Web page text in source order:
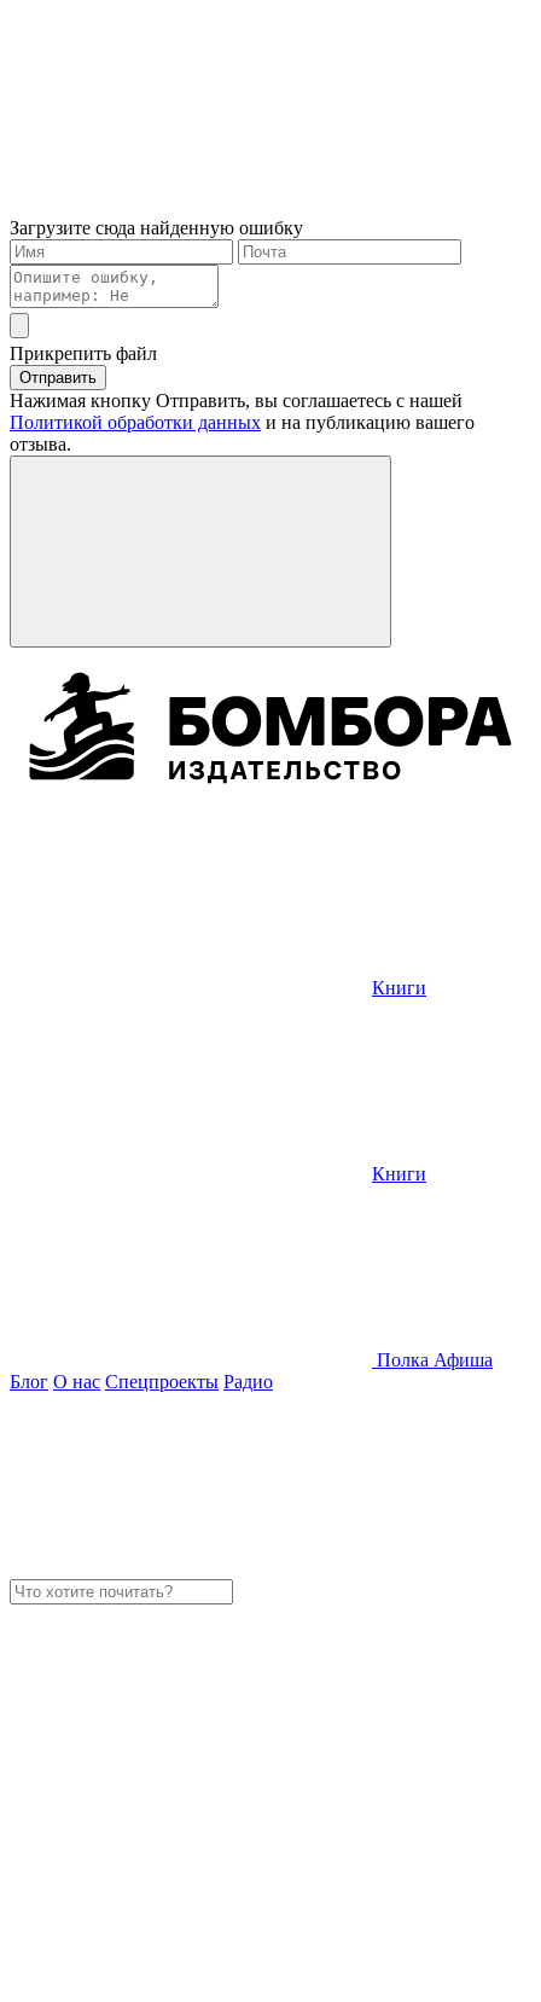
Загрузите сюда найденную ошибку
Прикрепить файл
Отправить
Нажимая кнопку Отправить, вы соглашаетесь с нашей
Политикой обработки данных и на публикацию вашего
отзыва.
Книги
Книги
Полка Афиша
Блог О нас Спецпроекты Радио